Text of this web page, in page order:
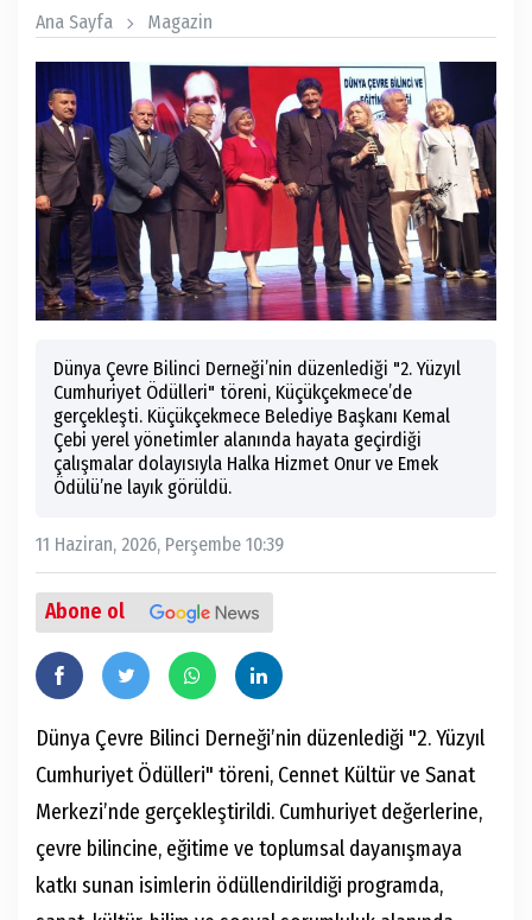
Ana Sayfa Magazin
Dünya Çevre Bilinci Derneği’nin düzenlediği "2. Yüzyıl
Cumhuriyet Ödülleri" töreni, Küçükçekmece’de
gerçekleşti. Küçükçekmece Belediye Başkanı Kemal
Çebi yerel yönetimler alanında hayata geçirdiği
çalışmalar dolayısıyla Halka Hizmet Onur ve Emek
Ödülü’ne layık görüldü.
11 Haziran, 2026, Perşembe 10:39
Abone ol
Dünya Çevre Bilinci Derneği’nin düzenlediği "2. Yüzyıl
Cumhuriyet Ödülleri" töreni, Cennet Kültür ve Sanat
Merkezi’nde gerçekleştirildi. Cumhuriyet değerlerine,
çevre bilincine, eğitime ve toplumsal dayanışmaya
katkı sunan isimlerin ödüllendirildiği programda,